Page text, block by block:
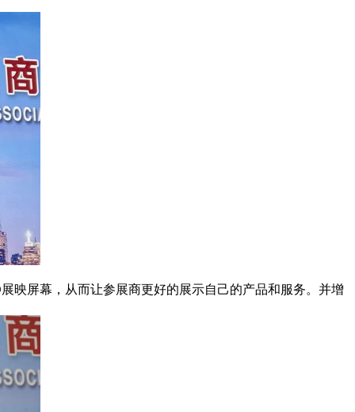
映屏幕，从而让参展商更好的展示自己的产品和服务。并增